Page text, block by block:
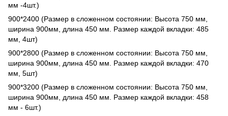
мм -4шт.)
900*2400 (Размер в сложенном состоянии: Высота 750 мм,
ширина 900мм, длина 450 мм. Размер каждой вкладки: 485
мм, 4шт)
900*2800 (Размер в сложенном состоянии: Высота 750 мм,
ширина 900мм, длина 450 мм. Размер каждой вкладки: 470
мм, 5шт)
900*3200 (Размер в сложенном состоянии: Высота 750 мм,
ширина 900мм, длина 450 мм. Размер каждой вкладки: 458
мм - 6шт.)